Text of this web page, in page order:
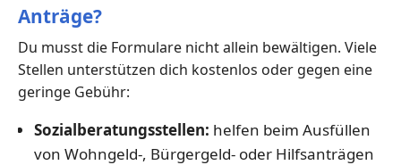
Anträge?
Du musst die Formulare nicht allein bewältigen. Viele
Stellen unterstützen dich kostenlos oder gegen eine
geringe Gebühr:
Sozialberatungsstellen: helfen beim Ausfüllen
von Wohngeld-, Bürgergeld- oder Hilfsanträgen